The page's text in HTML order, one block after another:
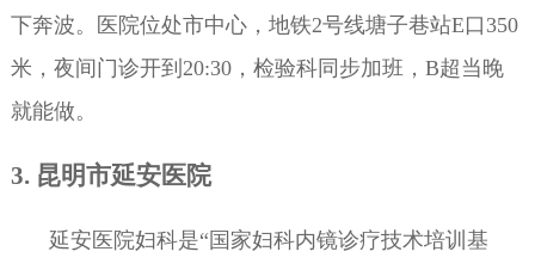
下奔波。医院位处市中心，地铁2号线塘子巷站E口350
米，夜间门诊开到20:30，检验科同步加班，B超当晚
就能做。
3. 昆明市延安医院
延安医院妇科是“国家妇科内镜诊疗技术培训基